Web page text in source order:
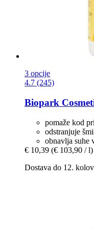
3 opcije
4.7 (245)
Biopark
pomaže kod
odstranjuje
obnavlja suhe
€ 10,39 (€ 103,90 / l)
Dostava do 12.